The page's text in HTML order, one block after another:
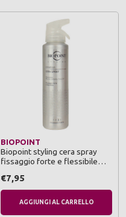
BIOPOINT
Biopoint styling cera spray
fissaggio forte e flessibile
€7,95
AGGIUNGI AL CARRELLO